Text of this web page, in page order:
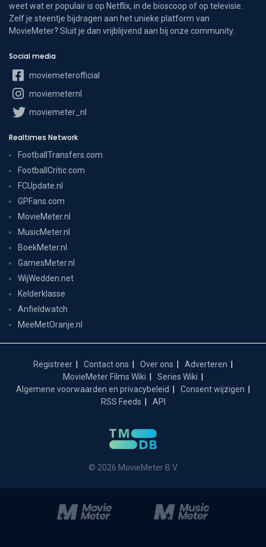
weet wat er populair is op Netflix, in de bioscoop of op televisie.
Zelf je steentje bijdragen aan het unieke platform van
MovieMeter? Sluit je dan vrijblijvend aan bij onze community.
Social media
moviemeterofficial
moviemeternl
moviemeter_nl
Realtimes Network
FootballTransfers.com
FootballCritic.com
FCUpdate.nl
GPFans.com
MovieMeter.nl
MusicMeter.nl
BoekMeter.nl
GamesMeter.nl
WijWedden.net
Kelderklasse
Anfieldwatch
MeeMetOranje.nl
Registreer Contact ons Over ons
Adverteren
MovieMeter Films Wiki
Series Wiki
Algemene voorwaarden en privacybeleid
Consent wijzigen
RSS Feeds
API
© 2026 MovieMeter B.V.